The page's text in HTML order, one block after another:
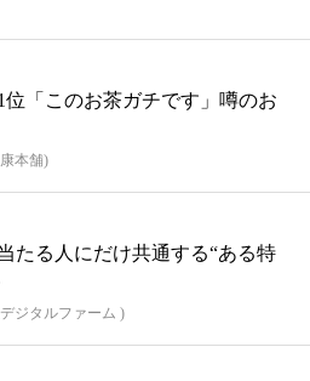
位「このお茶ガチです」噂のお
本舗)
たる人にだけ共通する“ある特
ジタルファーム )